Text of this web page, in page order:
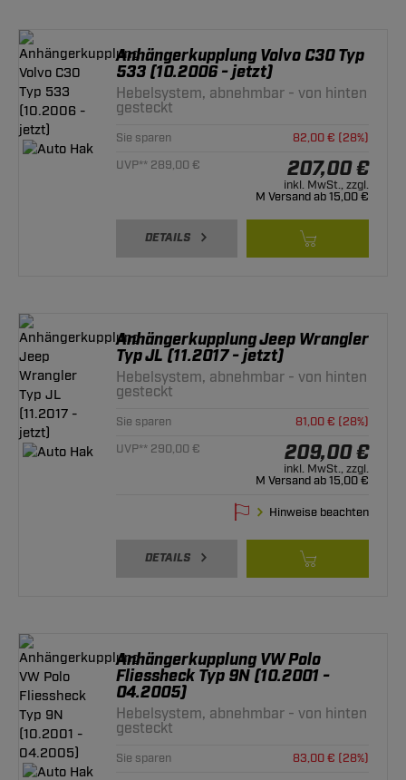
Anhängerkupplung Volvo C30 Typ
533 (10.2006 - jetzt)
Hebelsystem, abnehmbar - von hinten
gesteckt
Sie sparen
82,00 € (28%)
UVP** 289,00 €
207,00 €
inkl. MwSt., zzgl.
M Versand ab 15,00 €
DETAILS
Anhängerkupplung Jeep Wrangler
Typ JL (11.2017 - jetzt)
Hebelsystem, abnehmbar - von hinten
gesteckt
Sie sparen
81,00 € (28%)
UVP** 290,00 €
209,00 €
inkl. MwSt., zzgl.
M Versand ab 15,00 €
Hinweise beachten
DETAILS
Anhängerkupplung VW Polo
Fliessheck Typ 9N (10.2001 -
04.2005)
Hebelsystem, abnehmbar - von hinten
gesteckt
Sie sparen
83,00 € (28%)